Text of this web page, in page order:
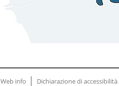
Web info Dichiarazione di accessibilità